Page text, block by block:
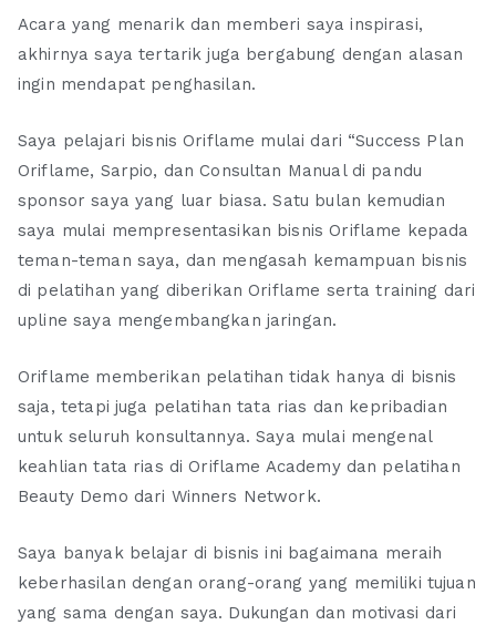
Acara yang menarik dan memberi saya inspirasi,
akhirnya saya tertarik juga bergabung dengan alasan
ingin mendapat penghasilan.
Saya pelajari bisnis Oriflame mulai dari “Success Plan
Oriflame, Sarpio, dan Consultan Manual di pandu
sponsor saya yang luar biasa. Satu bulan kemudian
saya mulai mempresentasikan bisnis Oriflame kepada
teman-teman saya, dan mengasah kemampuan bisnis
di pelatihan yang diberikan Oriflame serta training dari
upline saya mengembangkan jaringan.
Oriflame memberikan pelatihan tidak hanya di bisnis
saja, tetapi juga pelatihan tata rias dan kepribadian
untuk seluruh konsultannya. Saya mulai mengenal
keahlian tata rias di Oriflame Academy dan pelatihan
Beauty Demo dari Winners Network.
Saya banyak belajar di bisnis ini bagaimana meraih
keberhasilan dengan orang-orang yang memiliki tujuan
yang sama dengan saya. Dukungan dan motivasi dari